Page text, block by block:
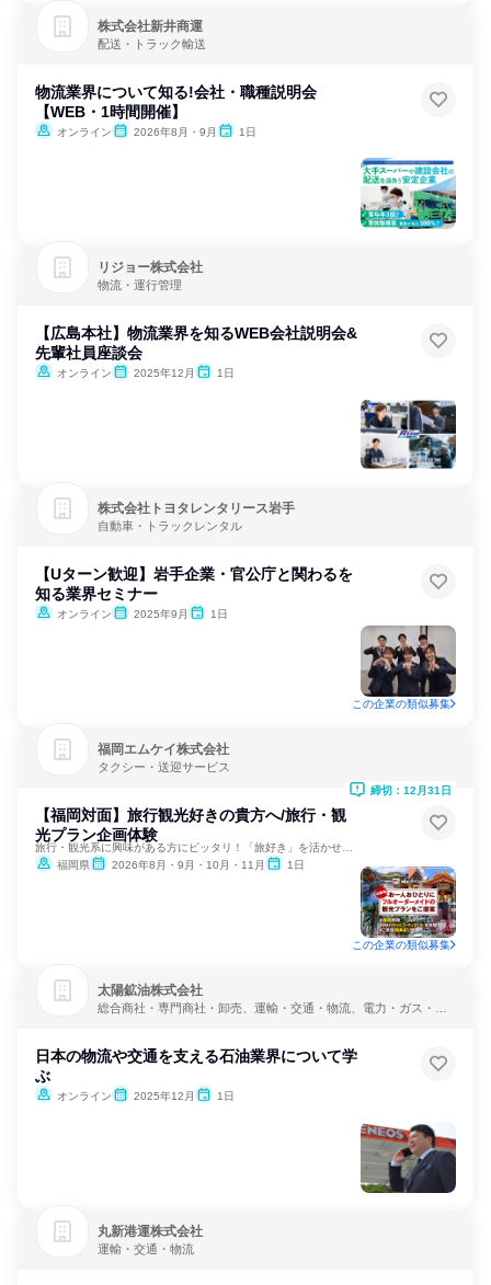
株式会社新井商運
配送・トラック輸送
物流業界について知る!会社・職種説明会
【WEB・1時間開催】
オンライン 2026年8月・9月 1日
リジョー株式会社
物流・運行管理
【広島本社】物流業界を知るWEB会社説明会&
先輩社員座談会
オンライン 2025年12月 1日
株式会社トヨタレンタリース岩手
自動車・トラックレンタル
【Uターン歓迎】岩手企業・官公庁と関わるを
知る業界セミナー
オンライン 2025年9月 1日
この企業の類似募集
福岡エムケイ株式会社
タクシー・送迎サービス
【福岡対面】旅行観光好きの貴方へ/旅行・観
光プラン企画体験
福岡県
2026年8月・9月・10月・11月 1日
締切：12月31日
この企業の類似募集
太陽鉱油株式会社
総合商社・専門商社・卸売、運輸・交通・物流、電力・ガス・水
日本の物流や交通を支える石油業界について学
ぶ
オンライン 2025年12月 1日
丸新港運株式会社
運輸・交通・物流